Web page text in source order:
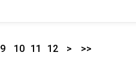
9 10 11 12 > >>